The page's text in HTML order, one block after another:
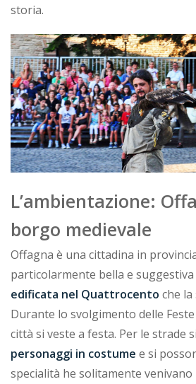
storia.
L’ambientazione:
borgo medievale
Offagna è una cittadina in
particolarmente bella e suggestiva
edificata nel Quattrocento che la
Durante lo svolgimento delle
città si veste a festa. Per le strade
personaggi in costume e si
specialità he solitamente